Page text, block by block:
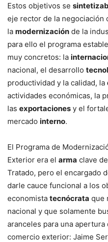
Estos objetivos se
eje rector de la negociación
la modernización de la
para ello el programa
muy concretos: la
nacional, el desarrollo
productividad y la calidad, la
actividades económicas, la
las exportaciones y el
mercado interno.
El Programa de
Exterior era el arma clave
Tratado, pero el encargado
darle cauce funcional a los
economista tecnócrata que
nacional y que solamente
aranceles para una
comercio exterior: Jaime